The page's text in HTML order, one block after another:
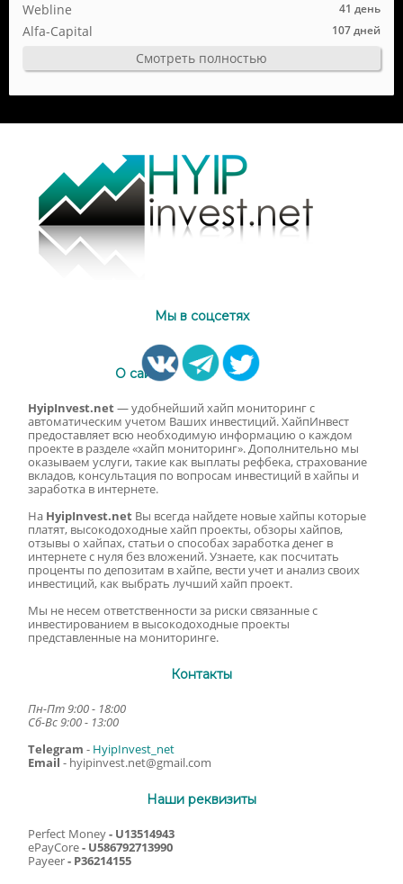
41 день
Webline
107 дней
Alfa-Capital
Смотреть полностью
Мы в соцсетях
О сайте
HyipInvest.net— удобнейший хайп мониторинг с
автоматическим учетом Ваших инвестиций. ХайпИнвест
предоставляет всю необходимую информацию о каждом
проекте в разделе «хайп мониторинг». Дополнительно мы
оказываем услуги, такие как выплаты рефбека, страхование
вкладов, консультация по вопросам инвестиций в хайпы и
заработка в интернете.
На HyipInvest.net Вы всегда найдете новые хайпы которые
платят, высокодоходные хайп проекты, обзоры хайпов,
отзывы о хайпах, статьи о способах заработка денег в
интернете с нуля без вложений. Узнаете, как посчитать
проценты по депозитам в хайпе, вести учет и анализ своих
инвестиций, как выбрать лучший хайп проект.
Мы не несем ответственности за риски связанные с
инвестированием в высокодоходные проекты
представленные на мониторинге.
Контакты
Пн-Пт 9:00 - 18:00
Сб-Вс 9:00 - 13:00
Telegram - HyipInvest_net
Email - hyipinvest.net@gmail.com
Наши реквизиты
Perfect Money- U13514943
ePayCore- U586792713990
Payeer- P36214155